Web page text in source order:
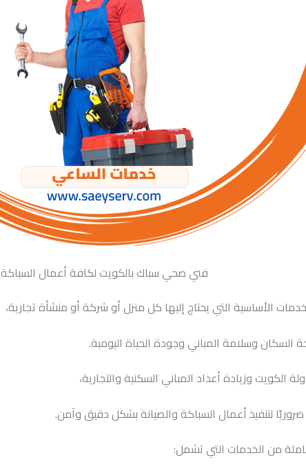
فني صحي سباك بالكويت لكافة أعمال السباكة
الأساسية التي يحتاج إليها كل منزل أو شركة أو منشأة تجارية،
السكان وسلامة المباني وجودة الحياة اليومية.
الكويت وزيادة أعداد المباني السكنية والتجارية،
لتنفيذ أعمال السباكة والصيانة بشكل دقيق وآمن.
من الخدمات التي تشمل: